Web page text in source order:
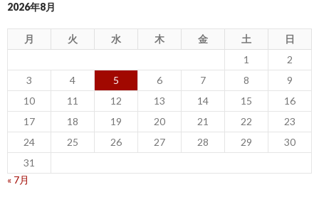
2026年8月
月 火 水 木 金 土
日
1
2
3
4 5 6 7 8
9
10
11 12 13 14 15
16
17
18 19 20 21 22
23
24
25 26 27 28 29
30
31
« 7月